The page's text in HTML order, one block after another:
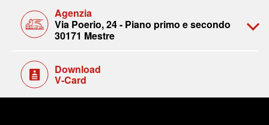
Agenzia
Via Poerio, 24 - Piano primo e secondo
30171 Mestre
Download
V-Card